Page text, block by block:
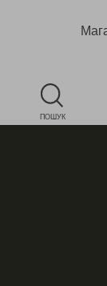
ПОШУК